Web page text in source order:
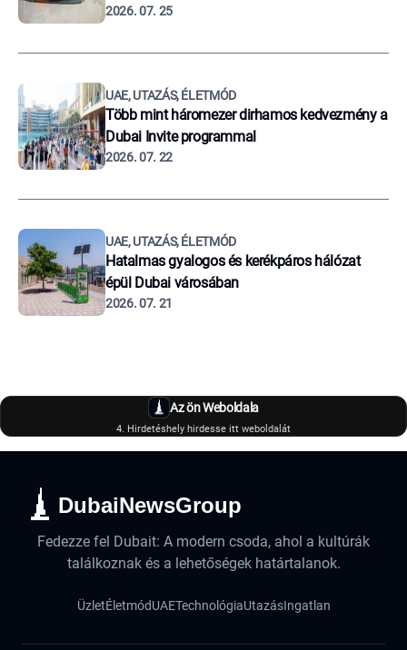
2026. 07. 25
UAE, UTAZÁS, ÉLETMÓD
Több mint háromezer dirhamos kedvezmény a
Dubai Invite programmal
2026. 07. 22
UAE, UTAZÁS, ÉLETMÓD
Hatalmas gyalogos és kerékpáros hálózat
épül Dubai városában
2026. 07. 21
Az ön Weboldala
4. Hirdetéshely hirdesse itt weboldalát
DubaiNewsGroup
Fedezze fel Dubait: A modern csoda, ahol a kultúrák
találkoznak és a lehetőségek határtalanok.
ÜzletÉletmódUAETechnológiaUtazásIngatlan